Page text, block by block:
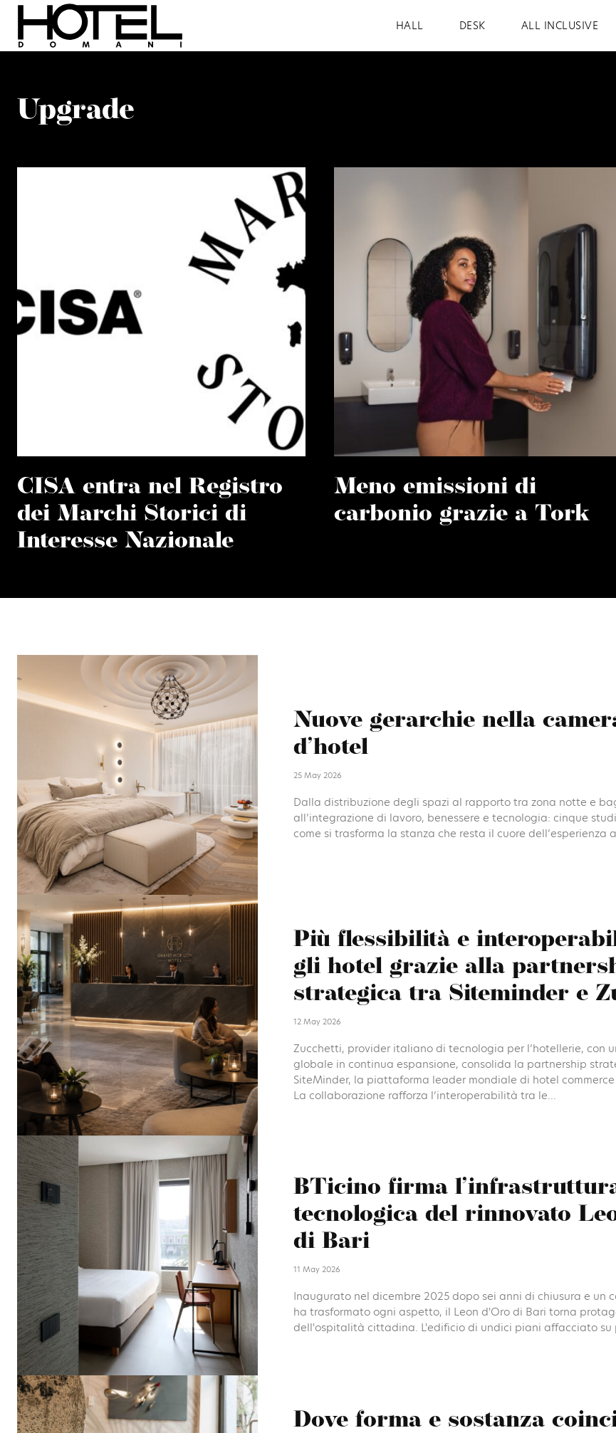
HALL DESK ALL INCLUSIVE
Upgrade
CISA entra nel Registro
dei Marchi Storici di
Interesse Nazionale
Meno emissioni di
carbonio grazie a Tork
Nuove gerarchie nella
d’hotel
25 May 2026
Dalla distribuzione degli spazi al rapporto tra zona notte e
all’integrazione di lavoro, benessere e tecnologia: cinque
come si trasforma la stanza che resta il cuore dell’esperienza
Più flessibilità e
gli hotel grazie alla
strategica tra Siteminder e
12 May 2026
Zucchetti, provider italiano di tecnologia per l’hotellerie, con
globale in continua espansione, consolida la partnership
SiteMinder, la piattaforma leader mondiale di hotel
La collaborazione rafforza l’interoperabilità tra le...
BTicino firma
tecnologica del rinnovato
di Bari
11 May 2026
Inaugurato nel dicembre 2025 dopo sei anni di chiusura e un
ha trasformato ogni aspetto, il Leon d'Oro di Bari torna
dell'ospitalità cittadina. L'edificio di undici piani affacciato su
Dove forma e sostanza